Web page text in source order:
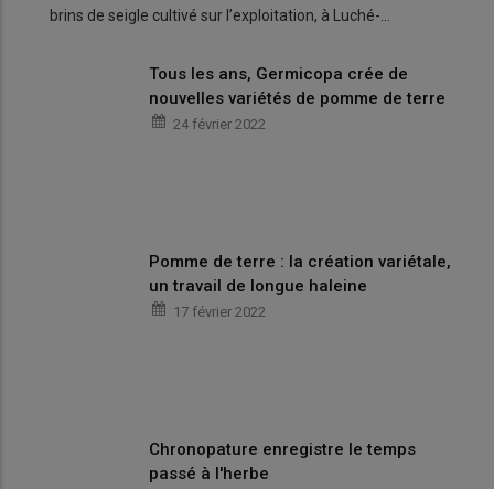
brins de seigle cultivé sur l’exploitation, à Luché-…
Tous les ans, Germicopa crée de
nouvelles variétés de pomme de terre
24 février 2022
Pomme de terre : la création variétale,
un travail de longue haleine
17 février 2022
Chronopature enregistre le temps
passé à l'herbe